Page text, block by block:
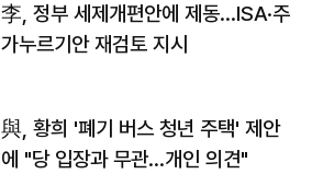
李, 정부 세제개편안에 제동…ISA·주
가누르기안 재검토 지시
與, 황희 '폐기 버스 청년 주택' 제안
에 "당 입장과 무관…개인 의견"